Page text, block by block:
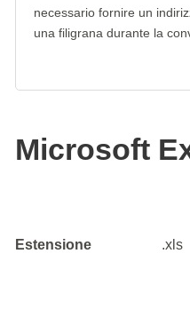
necessario fornire un
una filigrana durante la
Microsoft
Estensione .xls